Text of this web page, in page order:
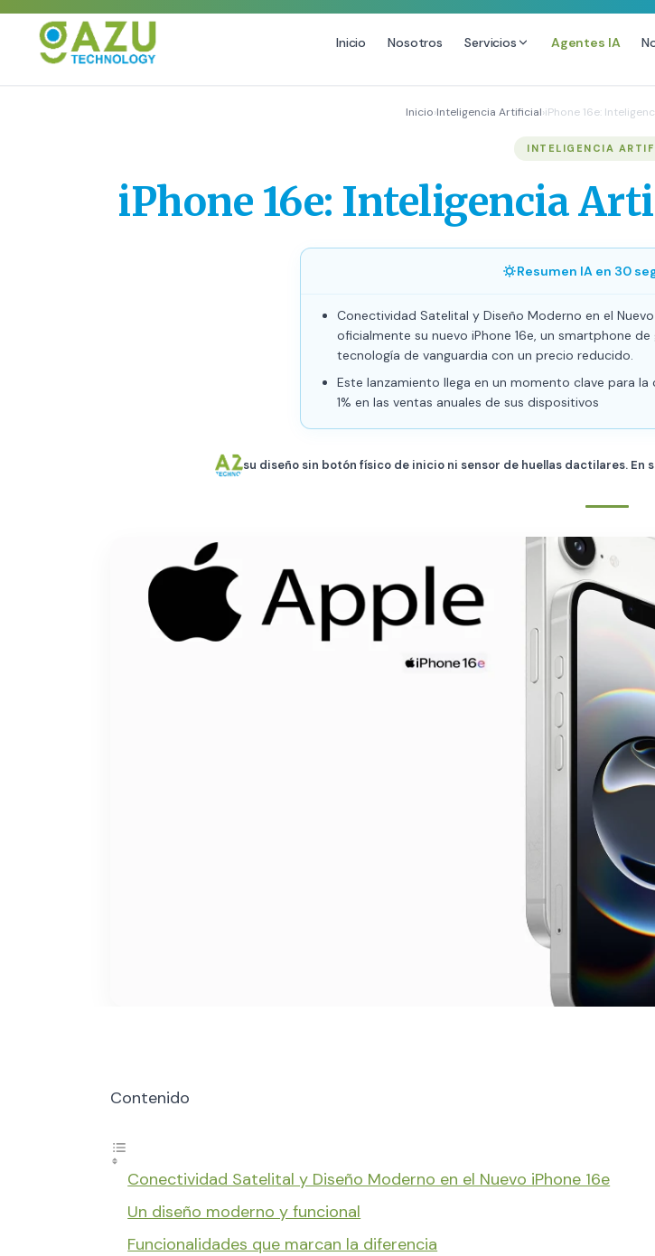
Inicio Nosotros Servicios Agentes IA
Publicidad Digital
Growth Youtube ↗
Diseño Web Premium
Inicio›Inteligencia Artificial›iPhone 16e:
INTELIGENCIA
iPhone 16e: Inteligencia
Resumen IA en 30
Conectividad Satelital y Diseño Moderno en el
oficialmente su nuevo iPhone 16e, un smartphone
tecnología de vanguardia con un precio reducido.
Este lanzamiento llega en un momento clave para
1% en las ventas anuales de sus dispositivos
su diseño sin botón físico de inicio ni sensor de huellas dactilares. En
Contenido
Conectividad Satelital y Diseño Moderno en el Nuevo iPhone 16e
Un diseño moderno y funcional
Funcionalidades que marcan la diferencia